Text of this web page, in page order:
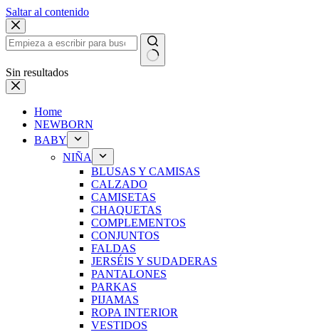
Saltar al contenido
Sin resultados
Home
NEWBORN
BABY
NIÑA
BLUSAS Y CAMISAS
CALZADO
CAMISETAS
CHAQUETAS
COMPLEMENTOS
CONJUNTOS
FALDAS
JERSÉIS Y SUDADERAS
PANTALONES
PARKAS
PIJAMAS
ROPA INTERIOR
VESTIDOS